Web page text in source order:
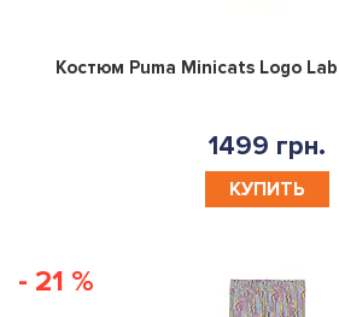
Костюм Puma Minicats Logo
1499 грн.
КУПИТЬ
- 21 %